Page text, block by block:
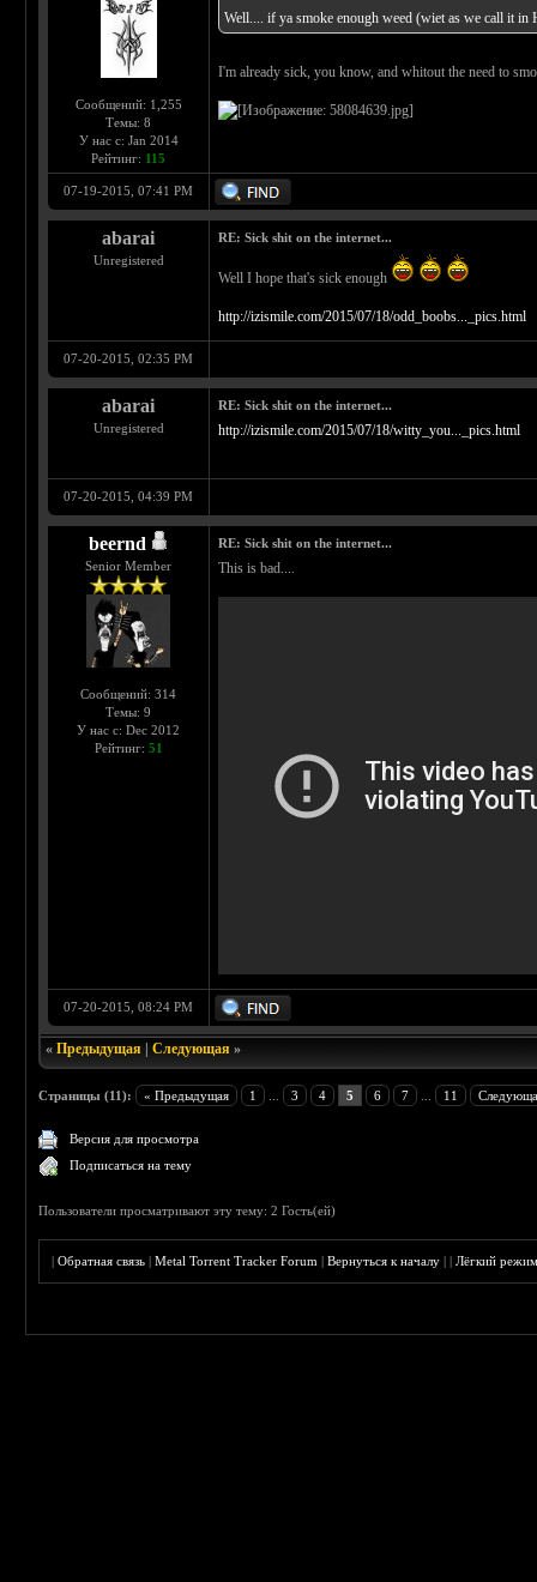
Сообщений: 1,255
Темы: 8
У нас с: Jan 2014
Рейтинг: 115
Well.... if ya smoke enough weed (wiet as we call it
I'm already sick, you know, and whitout the need to
07-19-2015, 07:41 PM
abarai
Unregistered
RE: Sick shit on the internet...
Well I hope that's sick enough
http://izismile.com/2015/07/18/odd_boobs..._pics.html
07-20-2015, 02:35 PM
abarai
Unregistered
RE: Sick shit on the internet...
http://izismile.com/2015/07/18/witty_you..._pics.html
07-20-2015, 04:39 PM
beernd
Senior Member
Сообщений: 314
Темы: 9
У нас с: Dec 2012
Рейтинг: 51
RE: Sick shit on the internet...
This is bad....
07-20-2015, 08:24 PM
«Предыдущая |Следующая »
Страницы (11): « Предыдущая 1 3 4 5 6 7 11
Версия для просмотра
Подписаться на тему
Пользователи просматривают эту тему: 2 Гость(ей)
|Обратная связь |Metal Torrent Tracker Forum |Вернуться к началу ||Лёгкий